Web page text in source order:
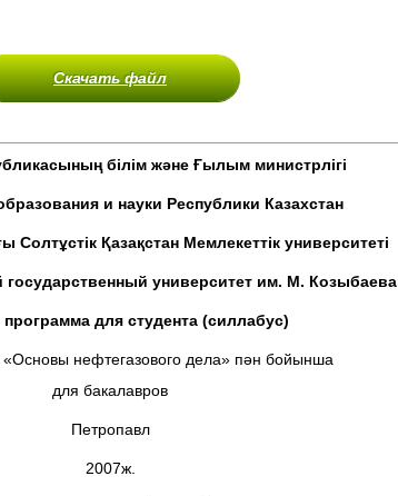
Скачать файл
білім және Ғылым министрлігі
и науки Республики Казахстан
Қазақстан Мемлекеттік университеті
государственный университет им. М. Козыбаева
для студента (силлабус)
нефтегазового дела» пән бойынша
для бакалавров
Петропавл
2007ж.